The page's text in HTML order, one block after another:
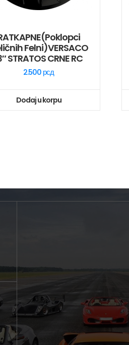
Felni)VERSACO
STRATOS CRNE RC
2.500 рсд
Dodaj u korpu